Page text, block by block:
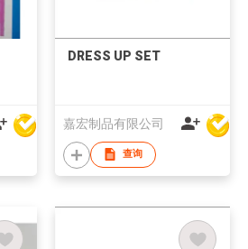
DRESS UP SET
嘉宏制品有限公司
查询